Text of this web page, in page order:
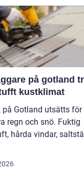
på gotland tryggt
kustklimat
på Gotland utsätts för
regn och snö. Fuktig
hårda vindar,